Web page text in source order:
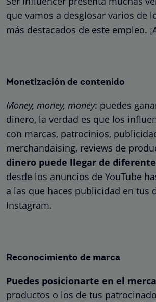
que vamos a desglosar varios de
más destacados de este empleo.
Monetización de contenido
Money, money, money: puedes
dinero, la verdad es que los
con marcas, patrocinios,
merchandaising, reviews de
dinero puede llegar de
desde los anuncios de YouTube
a las que haces publicidad en tus
Instagram.
Reconocimiento de marca
Puedes posicionarte en el
productos o los de tus